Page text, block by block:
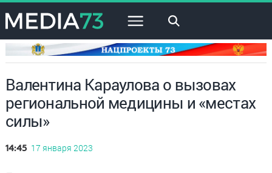
×
Валентина Караулова о вызовах
региональной медицины и «местах
силы»
14:45 17 января 2023